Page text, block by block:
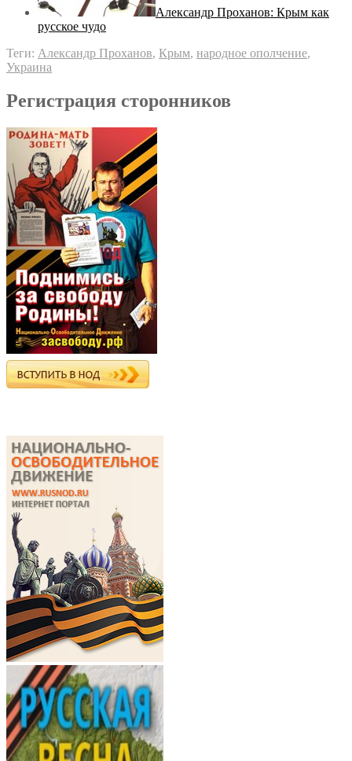
Александр Проханов: Крым как
русское чудо
Теги: Александр Проханов, Крым, народное ополчение,
Украина
Регистрация сторонников